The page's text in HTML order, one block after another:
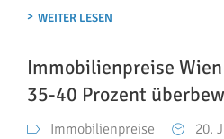
WEITER LESEN
Immobilienpreise
35-40 Prozent
Immobilienpreise 20.